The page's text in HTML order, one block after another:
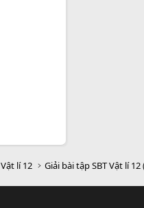
Vật lí 12 Giải bài tập SBT Vật lí 12